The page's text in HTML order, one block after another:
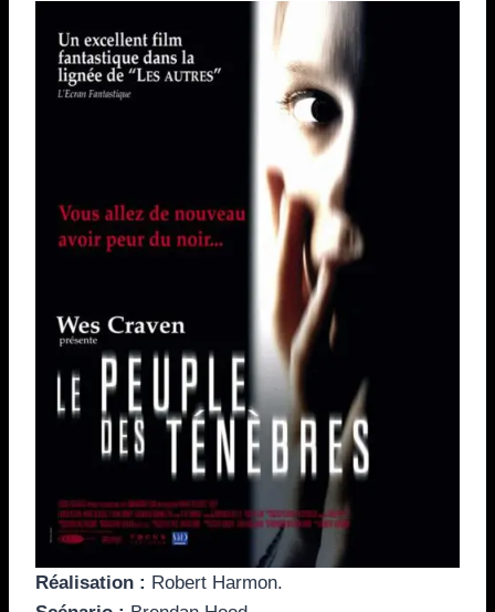
Réalisation : Robert Harmon.